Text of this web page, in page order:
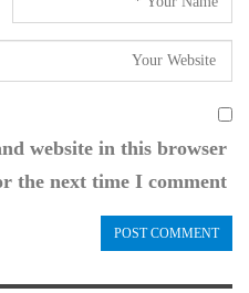
website in this browser
the next time I comment.